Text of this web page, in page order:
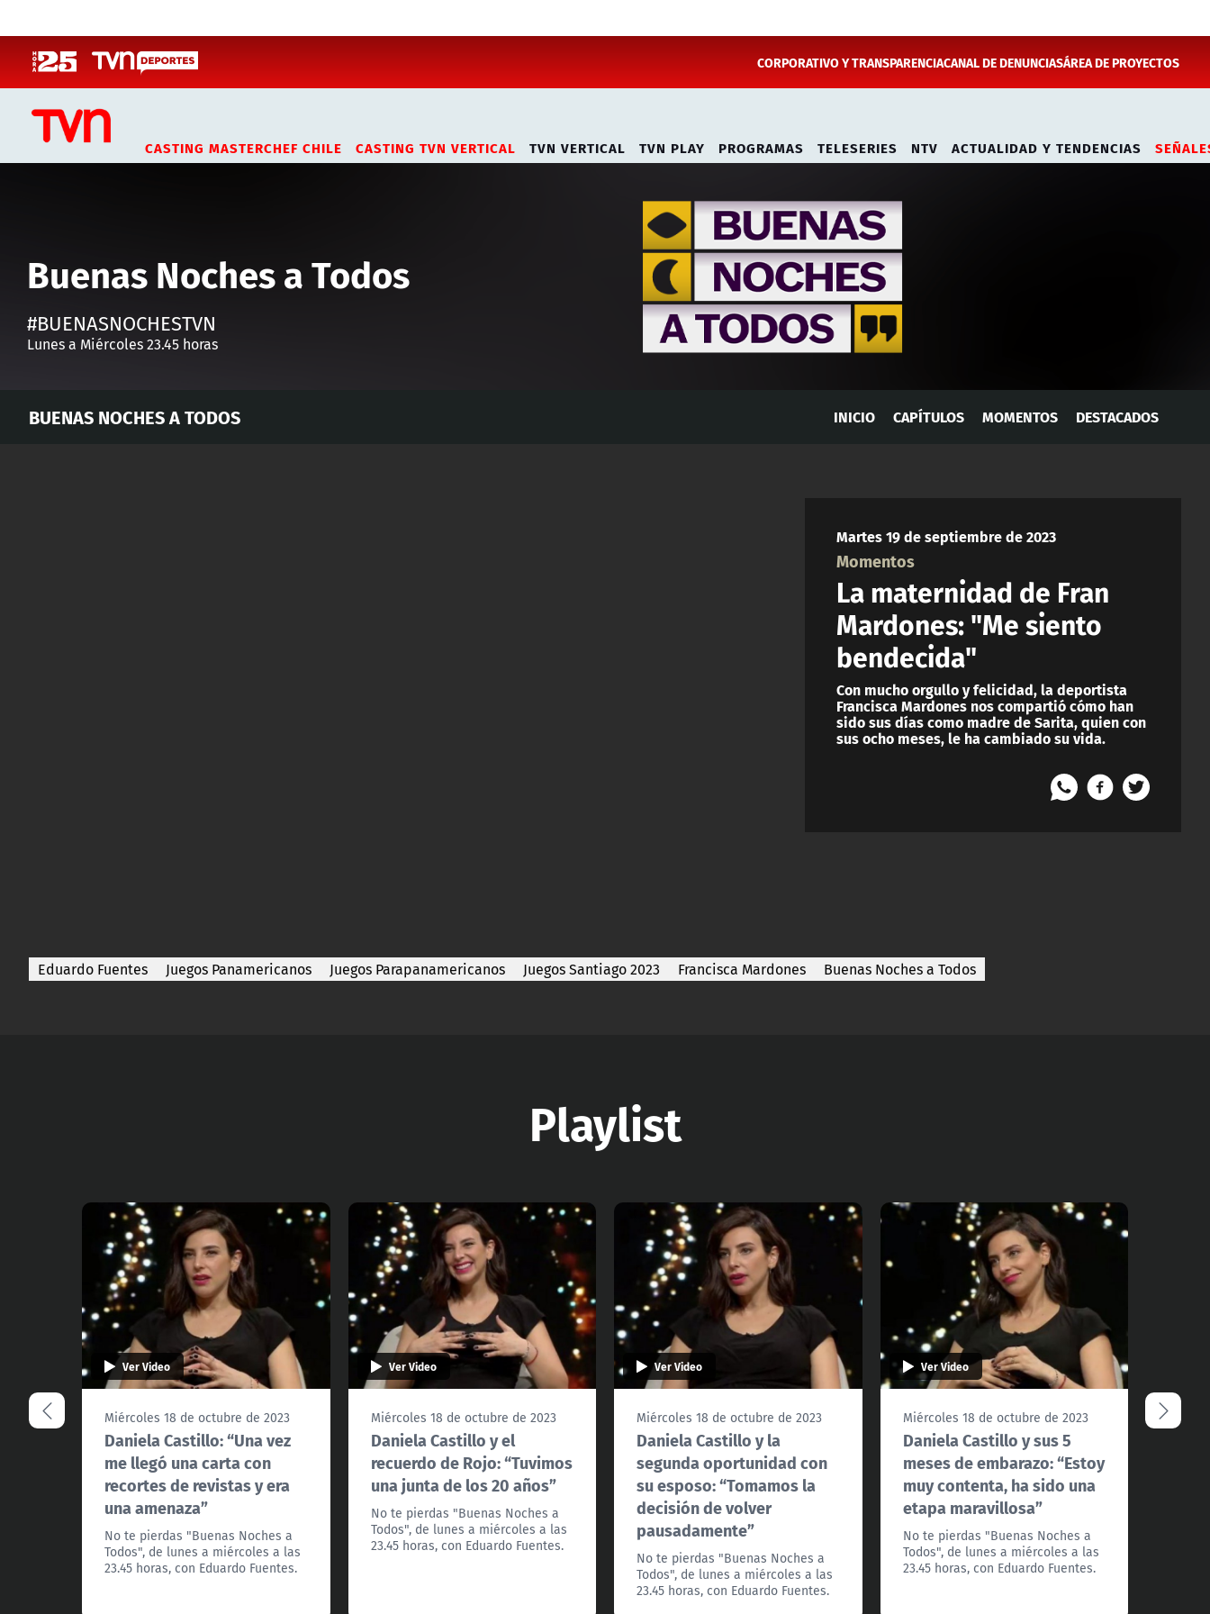
CORPORATIVO Y TRANSPARENCIACANAL DE DENUNCIASÁREA DE PROYECTOS
CASTING MASTERCHEF CHILE CASTING TVN VERTICAL TVN VERTICAL TVN PLAY PROGRAMAS TELESERIES NTV ACTUALIDAD Y TENDENCIAS
Buenas Noches a Todos
#BUENASNOCHESTVN
Lunes a Miércoles 23.45 horas
BUENAS NOCHES A TODOS INICIO CAPÍTULOS MOMENTOS DESTACADOS
Martes 19 de septiembre de 2023
Momentos
La maternidad de Fran
Mardones: "Me siento
bendecida"
Con mucho orgullo y felicidad, la deportista
Francisca Mardones nos compartió cómo han
sido sus días como madre de Sarita, quien con
sus ocho meses, le ha cambiado su vida.
Eduardo Fuentes Juegos Panamericanos Juegos Parapanamericanos Juegos Santiago 2023 Francisca Mardones Buenas Noches a Todos
Playlist
Ver Video
Miércoles 18 de octubre de 2023
Daniela Castillo: “Una vez
me llegó una carta con
recortes de revistas y era
una amenaza”
No te pierdas "Buenas Noches a
Todos", de lunes a miércoles a las
23.45 horas, con Eduardo Fuentes.
Ver Video
Miércoles 18 de octubre de 2023
Daniela Castillo y el
recuerdo de Rojo: “Tuvimos
una junta de los 20 años”
No te pierdas "Buenas Noches a
Todos", de lunes a miércoles a las
23.45 horas, con Eduardo Fuentes.
Ver Video
Miércoles 18 de octubre de 2023
Daniela Castillo y la
segunda oportunidad con
su esposo: “Tomamos la
decisión de volver
pausadamente”
No te pierdas "Buenas Noches a
Todos", de lunes a miércoles a las
23.45 horas, con Eduardo Fuentes.
Ver Video
Miércoles 18 de octubre de 2023
Daniela Castillo y sus 5
meses de embarazo: “Estoy
muy contenta, ha sido una
etapa maravillosa”
No te pierdas "Buenas Noches a
Todos", de lunes a miércoles a las
23.45 horas, con Eduardo Fuentes.